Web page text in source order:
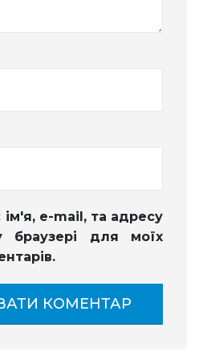
e-mail, та адресу
браузері для моїх